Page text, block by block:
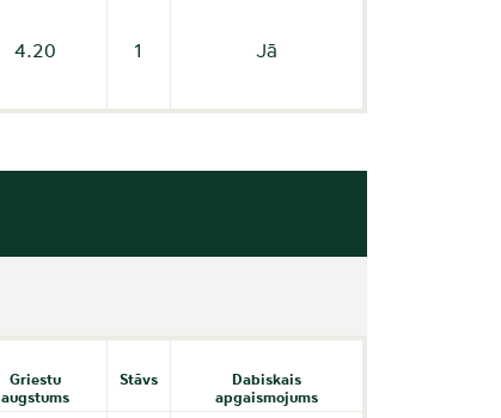
4.20 1 Jā
Griestu
augstums
Stāvs
Dabiskais
apgaismojums